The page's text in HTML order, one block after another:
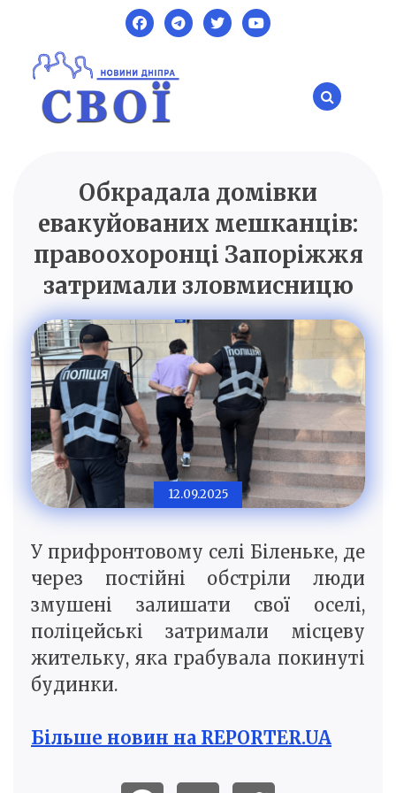
content
SVOI.DP.UA
Новини Дніпра
Обкрадала домівки
евакуйованих мешканців:
правоохоронці Запоріжжя
затримали зловмисницю
12.09.2025
У прифронтовому селі Біленьке, де
через постійні обстріли люди
змушені залишати свої оселі,
поліцейські затримали місцеву
жительку, яка грабувала покинуті
будинки.
Більше новин на REPORTER.UA